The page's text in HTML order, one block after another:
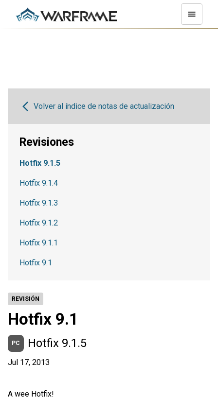
REVISIÓN
Hotfix 9.1
PC Hotfix 9.1.5
Jul 17, 2013
A wee Hotfix!
Volver al índice de notas de actualización
Revisiones
Hotfix 9.1.5
Hotfix 9.1.4
Hotfix 9.1.3
Hotfix 9.1.2
Hotfix 9.1.1
Hotfix 9.1